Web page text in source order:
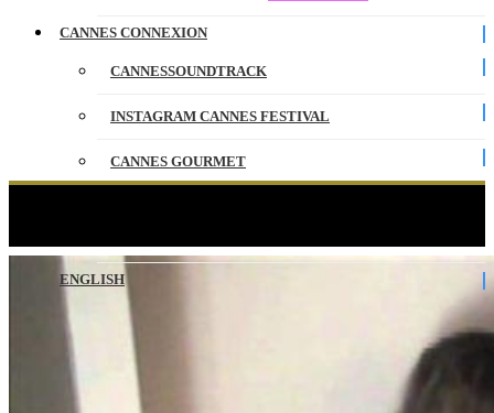
CANNES CONNEXION
CANNESSOUNDTRACK
INSTAGRAM CANNES FESTIVAL
CANNES GOURMET
ENGLISH